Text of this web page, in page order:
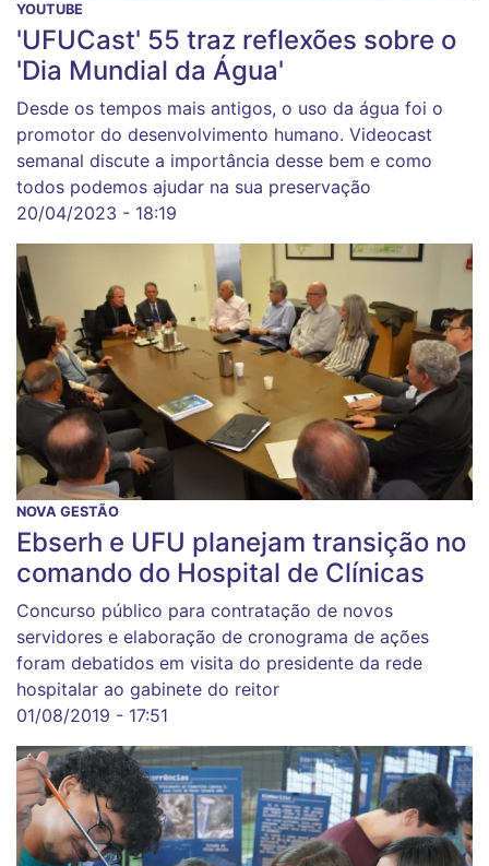
YOUTUBE
'UFUCast' 55 traz reflexões sobre o
'Dia Mundial da Água'
Desde os tempos mais antigos, o uso da água foi o
promotor do desenvolvimento humano. Videocast
semanal discute a importância desse bem e como
todos podemos ajudar na sua preservação
20/04/2023 - 18:19
NOVA GESTÃO
Ebserh e UFU planejam transição no
comando do Hospital de Clínicas
Concurso público para contratação de novos
servidores e elaboração de cronograma de ações
foram debatidos em visita do presidente da rede
hospitalar ao gabinete do reitor
01/08/2019 - 17:51